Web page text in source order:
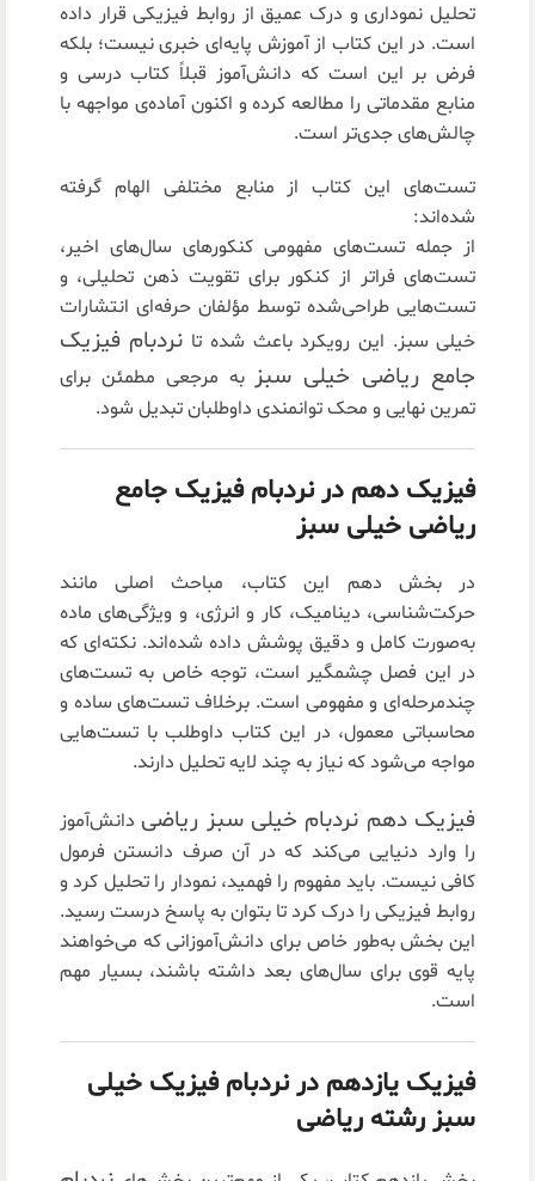
تحلیل نموداری و درک عمیق از روابط فیزیکی قرار داده
است. در این کتاب از آموزش پایه‌ای خبری نیست؛ بلکه
فرض بر این است که دانش‌آموز قبلاً کتاب درسی و
منابع مقدماتی را مطالعه کرده و اکنون آماده‌ی مواجهه با
چالش‌های جدی‌تر است.
تست‌های این کتاب از منابع مختلفی الهام گرفته
شده‌اند:
از جمله تست‌های مفهومی کنکورهای سال‌های اخیر،
تست‌های فراتر از کنکور برای تقویت ذهن تحلیلی، و
تست‌هایی طراحی‌شده توسط مؤلفان حرفه‌ای انتشارات
خیلی سبز. این رویکرد باعث شده تا نردبام فیزیک
جامع ریاضی خیلی سبزبه مرجعی مطمئن برای
تمرین نهایی و محک توانمندی داوطلبان تبدیل شود.
فیزیک دهم در نردبام فیزیک جامع
ریاضی خیلی سبز
در بخش دهم این کتاب، مباحث اصلی مانند
حرکت‌شناسی، دینامیک، کار و انرژی، و ویژگی‌های ماده
به‌صورت کامل و دقیق پوشش داده شده‌اند. نکته‌ای که
در این فصل چشمگیر است، توجه خاص به تست‌های
چندمرحله‌ای و مفهومی است. برخلاف تست‌های ساده و
محاسباتی معمول، در این کتاب داوطلب با تست‌هایی
مواجه می‌شود که نیاز به چند لایه تحلیل دارند.
فیزیک دهم نردبام خیلی سبز ریاضی دانش‌آموز
را وارد دنیایی می‌کند که در آن صرف دانستن فرمول
کافی نیست. باید مفهوم را فهمید، نمودار را تحلیل کرد و
روابط فیزیکی را درک کرد تا بتوان به پاسخ درست رسید.
این بخش به‌طور خاص برای دانش‌آموزانی که می‌خواهند
پایه قوی برای سال‌های بعد داشته باشند، بسیار مهم
است.
فیزیک یازدهم در نردبام فیزیک خیلی
سبز رشته ریاضی